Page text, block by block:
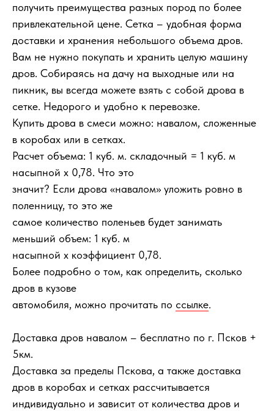
получить преимущества разных пород по более
привлекательной цене. Сетка – удобная форма
доставки и хранения небольшого объема дров.
Вам не нужно покупать и хранить целую машину
дров. Собираясь на дачу на выходные или на
пикник, вы всегда можете взять с собой дрова в
сетке. Недорого и удобно к перевозке.
Купить дрова в смеси можно: навалом, сложенные
в коробах или в сетках.
Расчет объема: 1 куб. м. складочный = 1 куб. м
насыпной х 0,78. Что это
значит? Если дрова «навалом» уложить ровно в
поленницу, то это же
самое количество поленьев будет занимать
меньший объем: 1 куб. м
насыпной х коэффициент 0,78.
Более подробно о том, как определить, сколько
дров в кузове
автомобиля, можно прочитать по ссылке.
Доставка дров навалом – бесплатно по г. Псков +
5км.
Доставка за пределы Пскова, а также доставка
дров в коробах и сетках рассчитывается
индивидуально и зависит от количества дров и